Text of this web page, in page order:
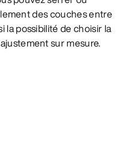
des couches entre
la possibilité de choisir la
sur mesure.